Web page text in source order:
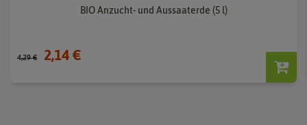
BIO Anzucht- und Aussaaterde (5 l)
4,29 € 2,14 €